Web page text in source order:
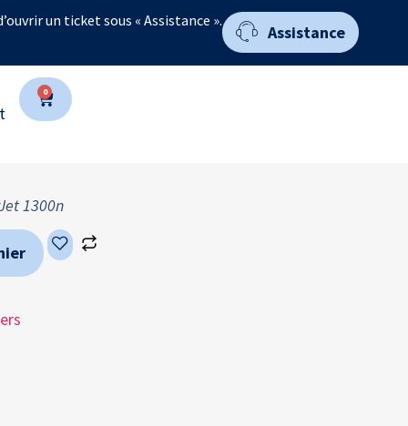
un ticket sous « Assistance ».
Assistance
0
1300n